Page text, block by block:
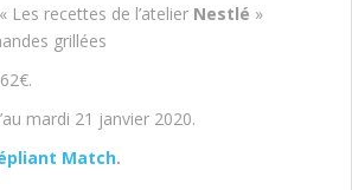
Les recettes de l’atelier Nestlé »
grillées
mardi 21 janvier 2020.
Match.